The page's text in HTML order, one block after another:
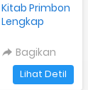
Kitab Primbon
Lengkap
Bagikan
`
Lihat Detil